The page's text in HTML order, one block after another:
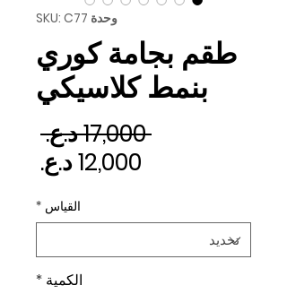
وحدة SKU: C77
طقم بجامة كوري
بنمط كلاسيكي
‏17,000 د.ع.‏
القياس *
الكمية *